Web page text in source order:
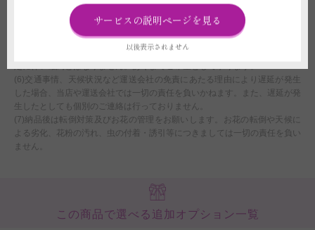
指定されていたとしても、搬入先の指示が最優先となります。それらを理由
にお届けが困難な場合は、商品やお届け日時の変更を相談したり、ご注文を
お断りさせていただくことがございます。
(5)ご注文時点でお届け希望日時を指定されていたとしても、運送会社の規
(6)交通事情、天候状況など運送会社の免責にあたる理由により遅延が発生
した場合、当店や運送会社では一切の責任を負いかねます。また、遅延が発
生したとしても個別のご連絡は行っておりません。
(7)納品後は転倒対策及びお花の管理をお願いします。お花の転倒や天候に
よる劣化、花粉の汚れ、虫の付着・誘引等につきましては一切の責任を負い
ません。
この商品で選べる追加オプション一覧
サービスの説明ページを見る
以後表示されません